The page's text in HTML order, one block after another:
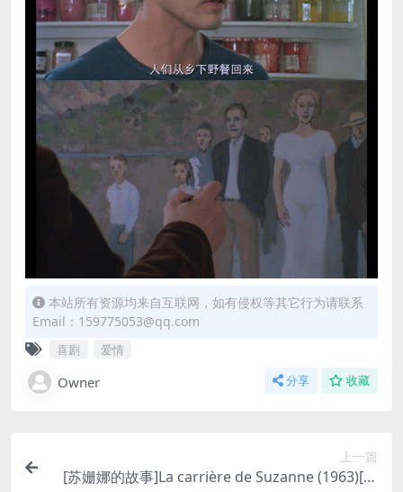
本站所有资源均来自互联网，如有侵权等其它行为请联系
Email：159775053@qq.com
喜剧 爱情
Owner 分享 收藏
上一篇
[苏姗娜的故事]La carrière de Suzanne (1963)[百